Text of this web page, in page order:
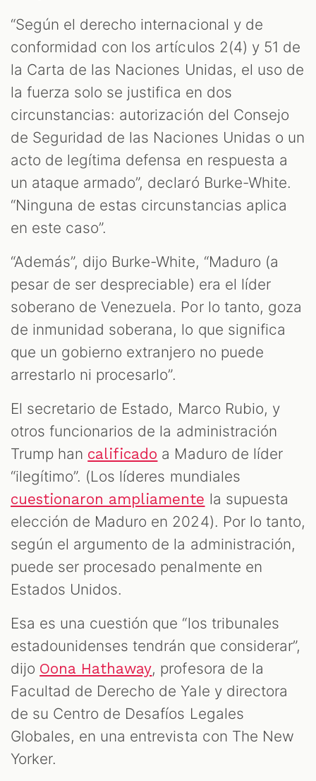
“Según el derecho internacional y de
conformidad con los artículos 2(4) y 51 de
la Carta de las Naciones Unidas, el uso de
la fuerza solo se justifica en dos
circunstancias: autorización del Consejo
de Seguridad de las Naciones Unidas o un
acto de legítima defensa en respuesta a
un ataque armado”, declaró Burke-White.
“Ninguna de estas circunstancias aplica
en este caso”.
“Además”, dijo Burke-White, “Maduro (a
pesar de ser despreciable) era el líder
soberano de Venezuela. Por lo tanto, goza
de inmunidad soberana, lo que significa
que un gobierno extranjero no puede
arrestarlo ni procesarlo”.
El secretario de Estado, Marco Rubio, y
otros funcionarios de la administración
Trump han calificado a Maduro de líder
“ilegítimo”. (Los líderes mundiales
cuestionaron ampliamente la supuesta
elección de Maduro en 2024). Por lo tanto,
según el argumento de la administración,
puede ser procesado penalmente en
Estados Unidos.
Esa es una cuestión que “los tribunales
estadounidenses tendrán que considerar”,
dijo Oona Hathaway, profesora de la
Facultad de Derecho de Yale y directora
de su Centro de Desafíos Legales
Globales, en una entrevista con The New
Yorker.